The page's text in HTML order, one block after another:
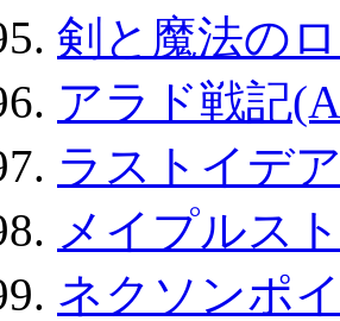
剣と魔法の
アラド戦記
ラストイデ
メイプルス
ネクソンポ